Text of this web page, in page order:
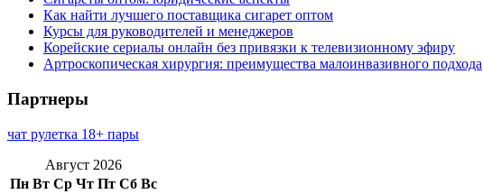
Как найти лучшего поставщика сигарет оптом
Курсы для руководителей и менеджеров
Корейские сериалы онлайн без привязки к телевизионному эфиру
Артроскопическая хирургия: преимущества малоинвазивного подхода
Партнеры
чат рулетка 18+ пары
Август 2026
Пн Вт Ср Чт Пт Сб Вс